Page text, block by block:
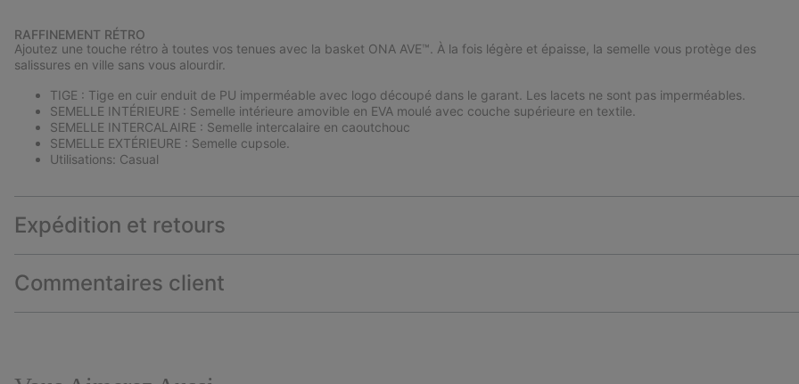
RAFFINEMENT RÉTRO
Ajoutez une touche rétro à toutes vos tenues avec la basket ONA AVE™. À la fois légère et épaisse, la semelle vous protège des
salissures en ville sans vous alourdir.
TIGE : Tige en cuir enduit de PU imperméable avec logo découpé dans le garant. Les lacets ne sont pas imperméables.
SEMELLE INTÉRIEURE : Semelle intérieure amovible en EVA moulé avec couche supérieure en textile.
SEMELLE INTERCALAIRE : Semelle intercalaire en caoutchouc
SEMELLE EXTÉRIEURE : Semelle cupsole.
Utilisations: Casual
Expédition et retours
Commentaires client